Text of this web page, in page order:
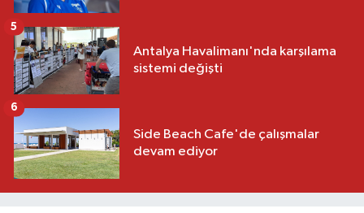
Antalya Havalimanı'nda karşılama
sistemi değişti
5
Side Beach Cafe'de çalışmalar
devam ediyor
6